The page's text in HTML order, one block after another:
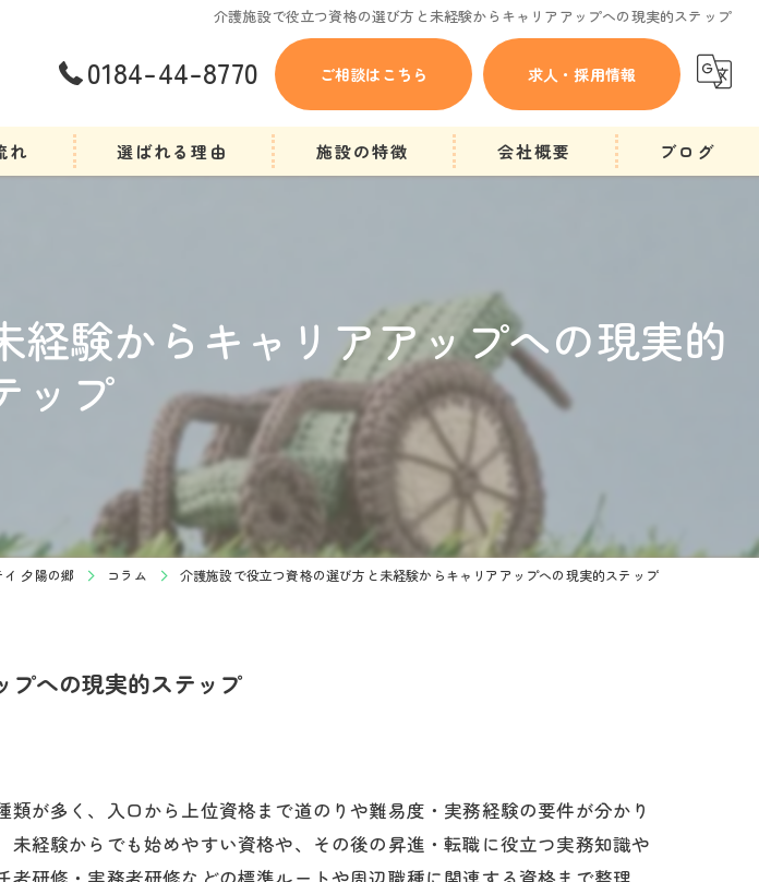
介護施設で役立つ資格の選び方と未経験からキャリアアップへの現実的ステップ
0184-44-8770 ご相談はこちら 求人・採用情報
れ 選ばれる理由 施設の特徴
一時的
他施設入所待ち
求人
会社概要 ブログ
験からキャリアアップへの現実的
ップ
夕陽の郷 コラム 介護施設で役立つ資格の選び方と未経験からキャリアアップへの現実的ステップ
プへの現実的ステップ
が多く、入口から上位資格まで道のりや難易度・実務経験の要件が分かり
経験からでも始めやすい資格や、その後の昇進・転職に役立つ実務知識や